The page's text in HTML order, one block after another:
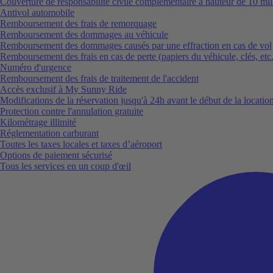
Antivol automobile
Remboursement des frais de remorquage
Remboursement des dommages au véhicule
Remboursement des dommages causés par une effraction en cas de vol
Remboursement des frais en cas de perte (papiers du véhicule, clés,
Numéro d'urgence
Remboursement des frais de traitement de l'accident
Accès exclusif à My Sunny Ride
Modifications de la réservation jusqu'à 24h avant le début de la location
Protection contre l'annulation gratuite
Kilométrage illimité
Réglementation carburant
Toutes les taxes locales et taxes d’aéroport
Options de paiement sécurisé
Tous les services en un coup d'œil